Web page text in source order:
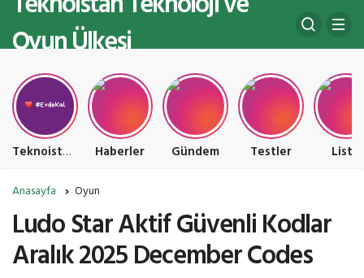
Oyun Ülkesi
Teknoistan Teknoloji ve Oyun Ülkesi Haberler Gündem Testler Liste
Anasayfa Oyun
Ludo Star Aktif Güvenli Kodlar
Aralık 2025 December Codes